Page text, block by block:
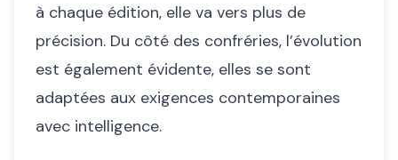
à chaque édition, elle va vers plus de
précision. Du côté des confréries, l’évolution
est également évidente, elles se sont
adaptées aux exigences contemporaines
avec intelligence.